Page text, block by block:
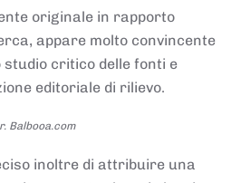
originale in rapporto
appare molto convincente
studio critico delle fonti e
editoriale di rilievo.
Balbooa.com
inoltre di attribuire una